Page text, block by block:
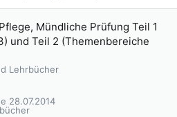
Mündliche Prüfung Teil 1
und Teil 2 (Themenbereiche
Lehrbücher
28.07.2014